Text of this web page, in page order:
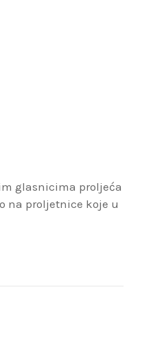
glasnicima proljeća
na proljetnice koje u